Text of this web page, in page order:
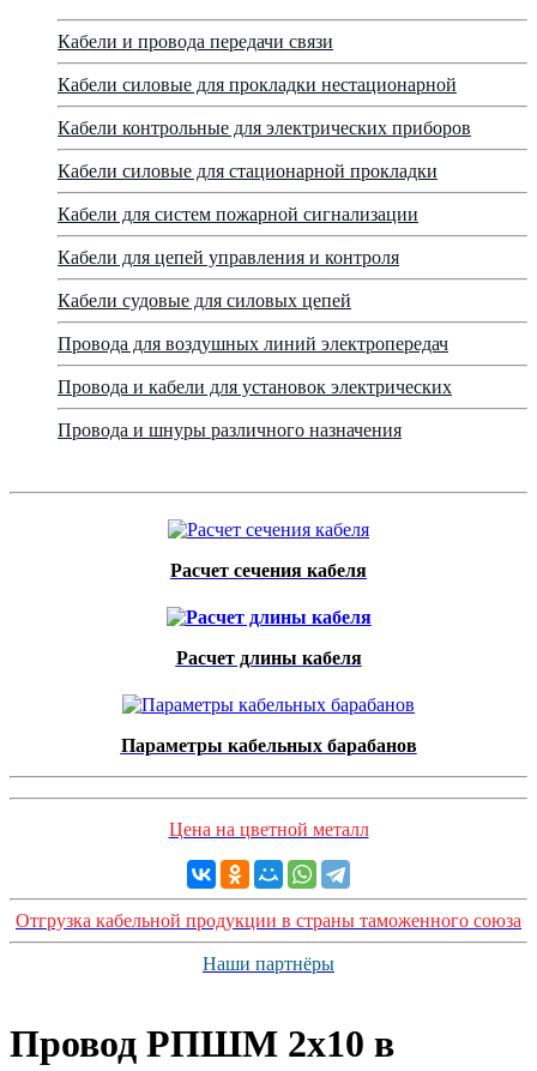
Кабели и провода передачи связи
Кабели силовые для прокладки нестационарной
Кабели контрольные для электрических приборов
Кабели силовые для стационарной прокладки
Кабели для систем пожарной сигнализации
Кабели для цепей управления и контроля
Кабели судовые для силовых цепей
Провода для воздушных линий электропередач
Провода и кабели для установок электрических
Провода и шнуры различного назначения
Расчет сечения кабеля
Расчет длины кабеля
Параметры кабельных барабанов
Цена на цветной металл
Отгрузка кабельной продукции в страны таможенного союза
Наши партнёры
Провод РПШМ 2x10 в